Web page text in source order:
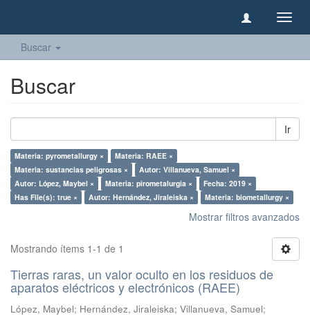
Buscar
Buscar
Ir
Materia: pyrometallurgy ×
Materia: RAEE ×
Materia: sustancias peligrosas ×
Autor: Villanueva, Samuel ×
Autor: López, Maybel ×
Materia: pirometalurgia ×
Fecha: 2019 ×
Has File(s): true ×
Autor: Hernández, Jiraleiska × Materia: biometallurgy ×
Mostrar filtros avanzados
Mostrando ítems 1-1 de 1
Tierras raras, un valor oculto en los residuos de
aparatos eléctricos y electrónicos (RAEE)
López, Maybel; Hernández, Jiraleiska; Villanueva, Samuel;